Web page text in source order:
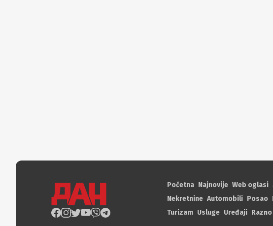
Početna Najnovije Web oglasi
Nekretnine Automobili Posao
Turizam Usluge Uređaji Razno